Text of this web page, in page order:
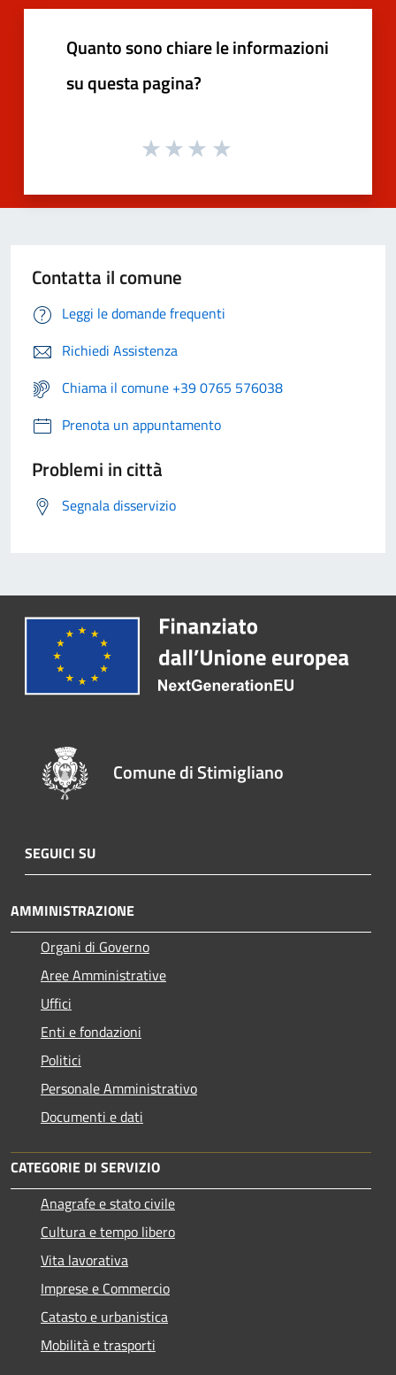
Quanto sono chiare le informazioni
su questa pagina?
Contatta il comune
Leggi le domande frequenti
Richiedi Assistenza
Chiama il comune +39 0765 576038
Prenota un appuntamento
Problemi in città
Segnala disservizio
Comune di Stimigliano
SEGUICI SU
AMMINISTRAZIONE
Organi di Governo
Aree Amministrative
Uffici
Enti e fondazioni
Politici
Personale Amministrativo
Documenti e dati
CATEGORIE DI SERVIZIO
Anagrafe e stato civile
Cultura e tempo libero
Vita lavorativa
Imprese e Commercio
Catasto e urbanistica
Mobilità e trasporti